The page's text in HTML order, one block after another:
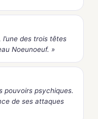
des trois têtes
Noeunoeuf. »
pouvoirs psychiques.
de ses attaques